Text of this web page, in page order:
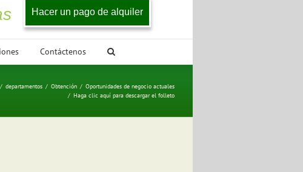
Hacer un pago de alquiler
Contáctenos
/ departamentos / Obtención / Oportunidades de negocio actuales
/ Haga clic aquí para descargar el folleto